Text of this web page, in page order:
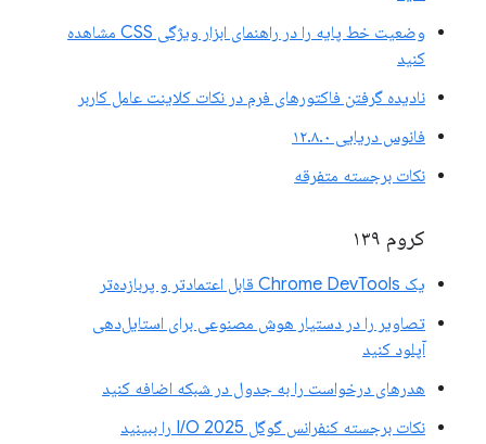
وضعیت خط پایه را در راهنمای ابزار ویژگی CSS مشاهده
کنید
نادیده گرفتن فاکتورهای فرم در نکات کلاینت عامل کاربر
فانوس دریایی ۱۲.۸.۰
نکات برجسته متفرقه
کروم ۱۳۹
یک Chrome DevTools قابل اعتمادتر و پربازده‌تر
تصاویر را در دستیار هوش مصنوعی برای استایل‌دهی
آپلود کنید
هدرهای درخواست را به جدول در شبکه اضافه کنید
نکات برجسته کنفرانس گوگل I/O 2025 را ببینید